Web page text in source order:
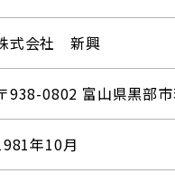
式会社 新興
938-0802 富山県黒部
年10月